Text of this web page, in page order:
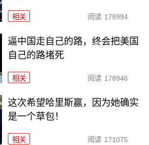
相关 阅读 178994
逼中国走自己的路，终会把美国
自己的路堵死
相关 阅读 178946
这次希望哈里斯赢，因为她确实
是一个草包！
相关 阅读 171075